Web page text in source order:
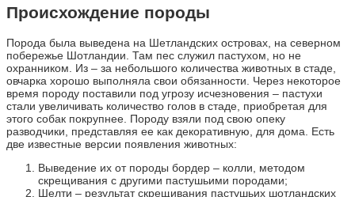
Происхождение породы
Порода была выведена на Шетландских островах, на северном
побережье Шотландии. Там пес служил пастухом, но не
охранником. Из – за небольшого количества животных в стаде,
овчарка хорошо выполняла свои обязанности. Через некоторое
время породу поставили под угрозу исчезновения – пастухи
стали увеличивать количество голов в стаде, приобретая для
этого собак покрупнее. Породу взяли под свою опеку
разводчики, представляя ее как декоративную, для дома. Есть
две известные версии появления животных:
Выведение их от породы бордер – колли, методом
скрещивания с другими пастушьими породами;
Шелти – результат скрещивания пастушьих шотландских